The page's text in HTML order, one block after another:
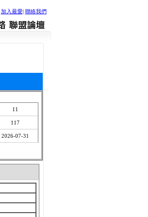
加入最愛| 聯絡我們
11
117
2026-07-31